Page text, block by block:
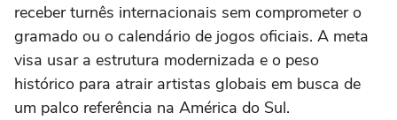
receber turnês internacionais sem comprometer o
gramado ou o calendário de jogos oficiais. A meta
visa usar a estrutura modernizada e o peso
histórico para atrair artistas globais em busca de
um palco referência na América do Sul.